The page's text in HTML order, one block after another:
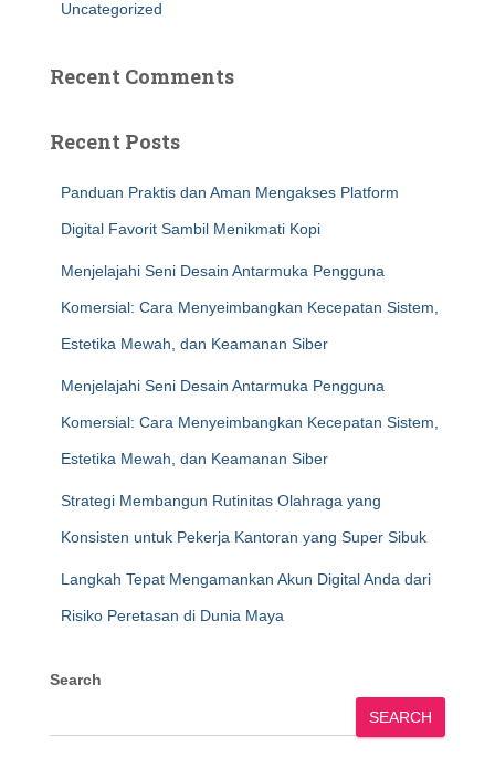
Uncategorized
Recent Comments
Recent Posts
Panduan Praktis dan Aman Mengakses Platform
Digital Favorit Sambil Menikmati Kopi
Menjelajahi Seni Desain Antarmuka Pengguna
Komersial: Cara Menyeimbangkan Kecepatan Sistem,
Estetika Mewah, dan Keamanan Siber
Menjelajahi Seni Desain Antarmuka Pengguna
Komersial: Cara Menyeimbangkan Kecepatan Sistem,
Estetika Mewah, dan Keamanan Siber
Strategi Membangun Rutinitas Olahraga yang
Konsisten untuk Pekerja Kantoran yang Super Sibuk
Langkah Tepat Mengamankan Akun Digital Anda dari
Risiko Peretasan di Dunia Maya
Search
SEARCH